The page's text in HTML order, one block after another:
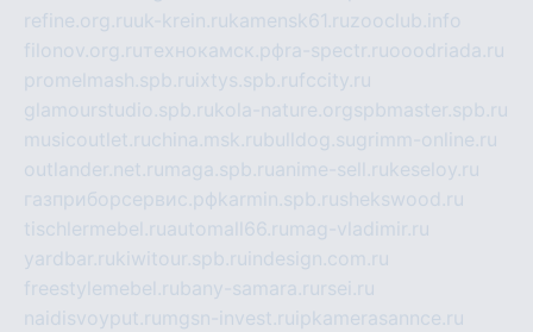
refine.org.ruuk-krein.rukamensk61.ruzooclub.info
filonov.org.ru технокамск.рф ra-spectr.ruooodriada.ru
promelmash.spb.ru ixtys.spb.rufccity.ru
glamourstudio.spb.rukola-nature.orgspbmaster.spb.ru
musicoutlet.ruchina.msk.rubulldog.sugrimm-online.ru
outlander.net.ru maga.spb.ruanime-sell.rukeseloy.ru
газприборсервис.рфkarmin.spb.rushekswood.ru
tischlermebel.ruautomall66.ru mag-vladimir.ru
yardbar.rukiwitour.spb.ru indesign.com.ru
freestylemebel.rubany-samara.ru rsei.ru
naidisvoyput.ru mgsn-invest.ru ipkamerasannce.ru